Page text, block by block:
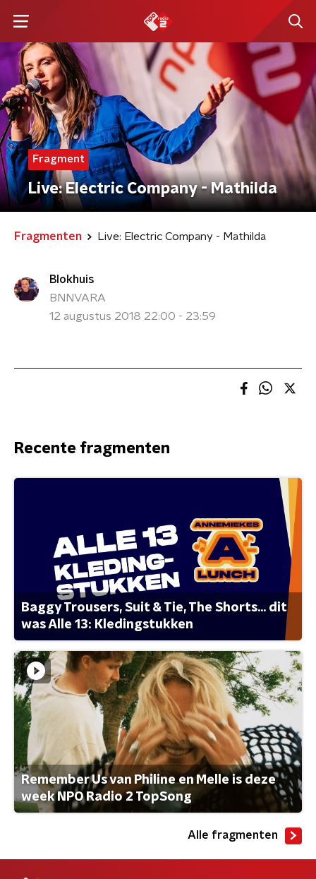
Fragment
Live: Electric Company - Mathilda
Fragmenten Live: Electric Company - Mathilda
Blokhuis
BNNVARA
12 augustus 2018 22:00 - 23:59
Recente fragmenten
Baggy Trousers, Suit & Tie, The Shorts... dit
was Alle 13: Kledingstukken
Remember Us van Philine en Melle is deze
week NPO Radio 2 TopSong
Alle fragmenten